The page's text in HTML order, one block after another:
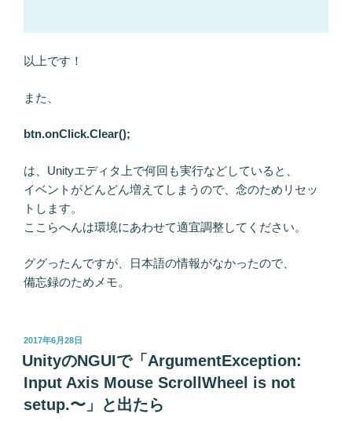
以上です！
また、
btn.onClick.Clear();
は、Unityエディタ上で何回も実行などしていると、
イベントがどんどん増えてしまうので、念のためリセッ
トします。
ここらへんは環境にあわせて適宜調整してください。
ググったんですが、日本語の情報がなかったので、
備忘録のためメモ。
投
稿
日:
2017年6月28日
UnityのNGUIで「ArgumentException:
Input Axis Mouse ScrollWheel is not
setup.〜」と出たら